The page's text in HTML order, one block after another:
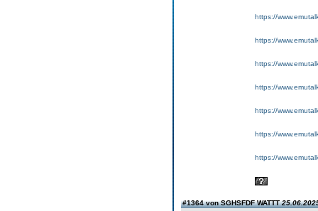
https://
https://
https://
https://
https://
https://
https://
#1364 von SGHSFDF WATTT